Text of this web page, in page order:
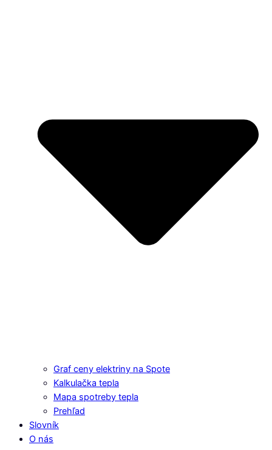
Graf ceny elektriny na Spote
Kalkulačka tepla
Mapa spotreby tepla
Prehľad
Slovník
O nás